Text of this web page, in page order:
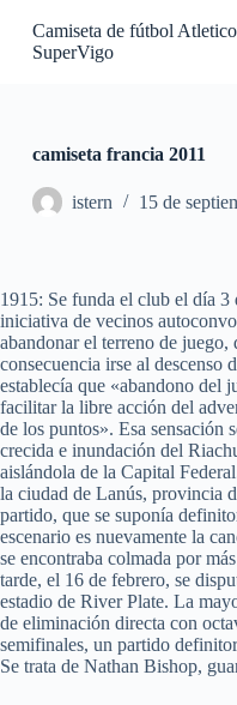
S
n
i
d
o
Camiseta de fútbol
SuperVigo
camiseta francia 2011
istern 15 de
1915: Se funda el club el día 3
iniciativa de vecinos
abandonar el terreno de
consecuencia irse al descenso
establecía que «abandono del
facilitar la libre acción del
de los puntos». Esa sensación
crecida e inundación del
aislándola de la Capital
la ciudad de Lanús, provincia
partido, que se suponía
escenario es nuevamente la
se encontraba colmada por
tarde, el 16 de febrero, se
estadio de River Plate. La
de eliminación directa con
semifinales, un partido
Se trata de Nathan Bishop,